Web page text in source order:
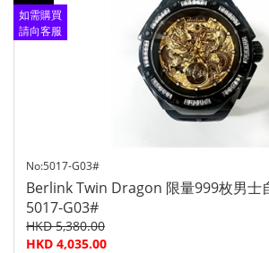
如需購買
請向客服
No:5017-G03#
Berlink Twin Dragon 限量999枚男士
5017-G03#
HKD 5,380.00
HKD 4,035.00